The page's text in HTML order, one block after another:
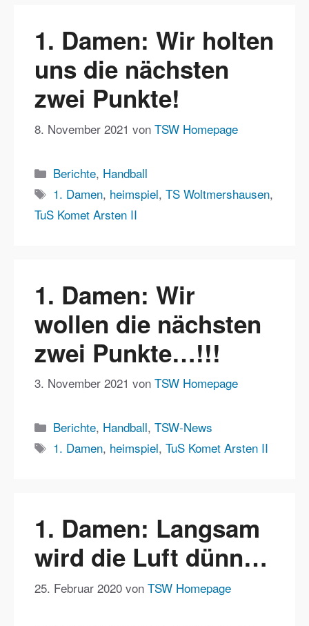
1. Damen: Wir holten
uns die nächsten
zwei Punkte!
8. November 2021 von TSW Homepage
Kategorien
Berichte, Handball
Schlagwörter
1. Damen, heimspiel,TS Woltmershausen,
TuS Komet Arsten II
1. Damen: Wir
wollen die nächsten
zwei Punkte…!!!
3. November 2021 von TSW Homepage
Kategorien
Berichte, Handball,TSW-News
Schlagwörter
1. Damen, heimspiel,TuS Komet Arsten II
1. Damen: Langsam
wird die Luft dünn…
25. Februar 2020 von TSW Homepage